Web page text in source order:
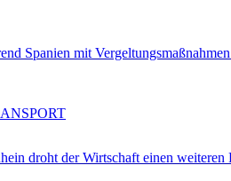
Spanien mit
droht der Wirtschaft einen weiteren